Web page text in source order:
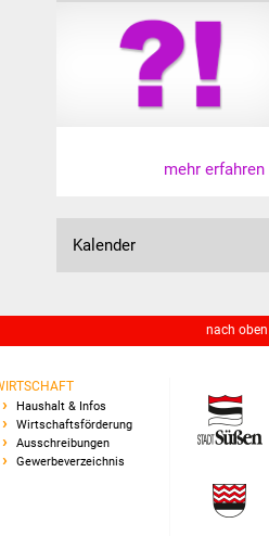
mehr erfahren
Kalender
nach oben
Haushalt & Infos
Wirtschaftsförderung
Ausschreibungen
Gewerbeverzeichnis